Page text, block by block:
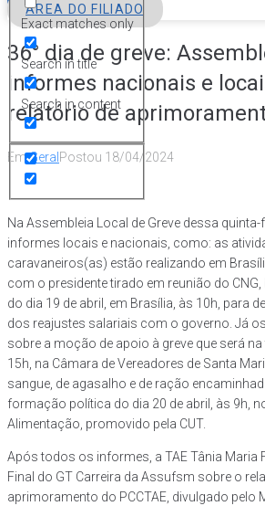
Exact matches only
Search in title
Search in content
ÁREA DO FILIADO
36° dia de greve:
informes nacionais e
relatório de
EmGeral Postou 18/04/2024
Na Assembleia Local de Greve dessa
informes locais e nacionais, como: as
caravaneiros(as) estão realizando em
com o presidente tirado em reunião do
do dia 19 de abril, em Brasília, às 10h, para
dos reajustes salariais com o governo. Já
sobre a moção de apoio à greve que será
15h, na Câmara de Vereadores de Santa
sangue, de agasalho e de ração
formação política do dia 20 de abril, às 9h,
Alimentação, promovido pela CUT.
Após todos os informes, a TAE Tânia Maria
Final do GT Carreira da Assufsm sobre o
aprimoramento do PCCTAE, divulgado pelo